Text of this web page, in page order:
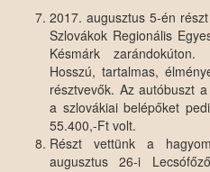
2017. augusztus 5-én
Szlovákok Regionális
Késmárk
Hosszú, tartalmas,
résztvevők. Az autóbuszt
a szlovákiai belépőket
55.400,-Ft volt.
Részt vettünk a
augusztus 26-i